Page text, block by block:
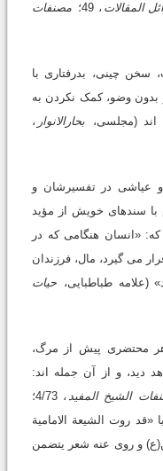
المقالات ، 49؛
مصنفات
سخن چینى، بدرفتارى با
بدون وضو، کمک نکردن به
(مجلسى،
بحارالانوار ،
عیاشى در تفسیرشان و
با سندهاى خویش از مؤید
«انسان هنگامى که در
مى گیرد، مال، فرزندان
طباطبایى، حیات
محتضرى پیش از مرگ،
دید، و از آن جمله اند:
الشیخ المفید
، 4/73؛
یا «قد روت الشیعة الامامیة
و روى عنه شعر یتضمن